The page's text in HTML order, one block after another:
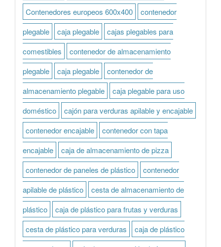
Contenedores europeos 600x400
contenedor
plegable
caja plegable
cajas plegables para
comestibles
contenedor de almacenamiento
plegable
caja plegable
contenedor de
almacenamiento plegable
caja plegable para uso
doméstico
cajón para verduras apilable y encajable
contenedor encajable
contenedor con tapa
encajable
caja de almacenamiento de pizza
contenedor de paneles de plástico
contenedor
apilable de plástico
cesta de almacenamiento de
plástico
caja de plástico para frutas y verduras
cesta de plástico para verduras
caja de plástico